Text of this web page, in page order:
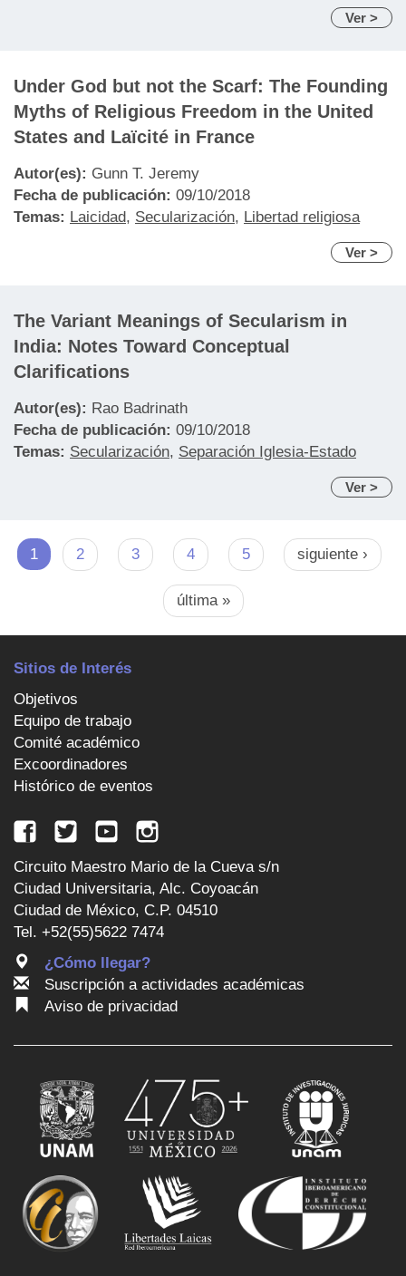
Ver >
Under God but not the Scarf: The Founding
Myths of Religious Freedom in the United
States and Laïcité in France
Autor(es): Gunn T. Jeremy
Fecha de publicación: 09/10/2018
Temas: Laicidad, Secularización, Libertad religiosa
Ver >
The Variant Meanings of Secularism in
India: Notes Toward Conceptual
Clarifications
Autor(es): Rao Badrinath
Fecha de publicación: 09/10/2018
Temas: Secularización, Separación Iglesia-Estado
Ver >
Páginas
1 2 3 4 5 siguiente ›
última »
Sitios de Interés
Objetivos
Equipo de trabajo
Comité académico
Excoordinadores
Histórico de eventos
Circuito Maestro Mario de la Cueva s/n
Ciudad Universitaria, Alc. Coyoacán
Ciudad de México, C.P. 04510
Tel. +52(55)5622 7474
¿Cómo llegar?
Suscripción a actividades académicas
Aviso de privacidad